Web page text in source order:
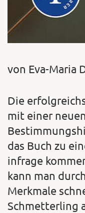
von Eva-Maria
Die
mit einer
das Buch zu
infrage
kann man
Merkmale
Schmetterling